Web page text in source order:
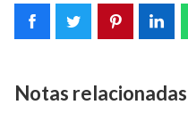
Notas relacionadas